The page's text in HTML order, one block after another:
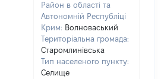
Район в області та
Автономній Республіці
Крим: Волноваський
Територіальна громада:
Старомлинівська
Тип населеного пункту:
Селище